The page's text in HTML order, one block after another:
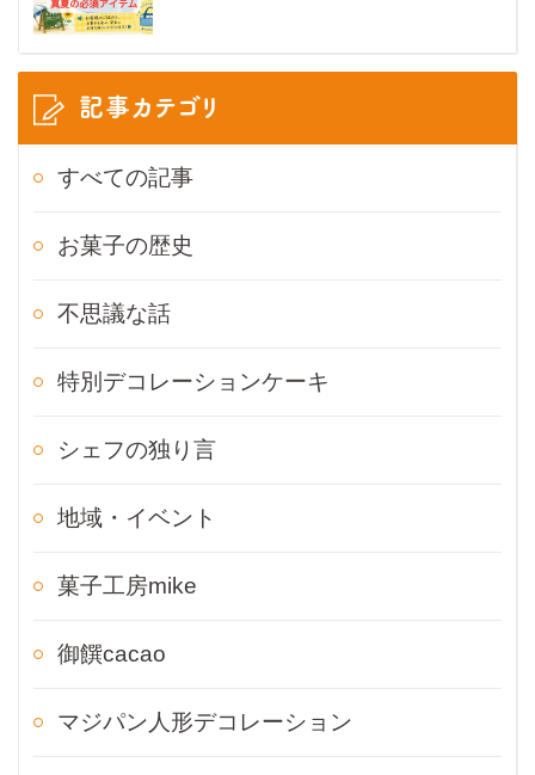
記事カテゴリ
すべての記事
お菓子の歴史
不思議な話
特別デコレーションケーキ
シェフの独り言
地域・イベント
菓子工房mike
御饌cacao
マジパン人形デコレーション